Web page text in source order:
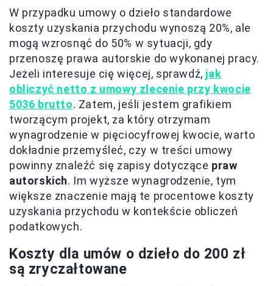
W przypadku umowy o dzieło standardowe
koszty uzyskania przychodu wynoszą 20%, ale
mogą wzrosnąć do 50% w sytuacji, gdy
przenoszę prawa autorskie do wykonanej pracy.
Jeżeli interesuje cię więcej, sprawdź, jak
obliczyć netto z umowy zlecenie przy kwocie
5036 brutto. Zatem, jeśli jestem grafikiem
tworzącym projekt, za który otrzymam
wynagrodzenie w pięciocyfrowej kwocie, warto
dokładnie przemyśleć, czy w treści umowy
powinny znaleźć się zapisy dotyczące praw
autorskich. Im wyższe wynagrodzenie, tym
większe znaczenie mają te procentowe koszty
uzyskania przychodu w kontekście obliczeń
podatkowych.
Koszty dla umów o dzieło do 200 zł
są zryczałtowane